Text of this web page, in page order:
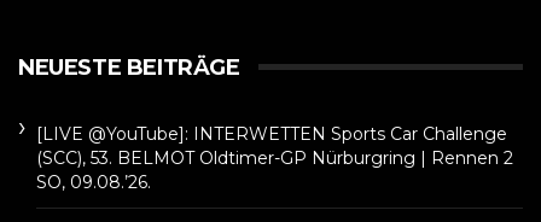
NEUESTE BEITRÄGE
[LIVE @YouTube]: INTERWETTEN Sports Car Challenge
(SCC), 53. BELMOT Oldtimer-GP Nürburgring | Rennen 2
SO, 09.08.’26.